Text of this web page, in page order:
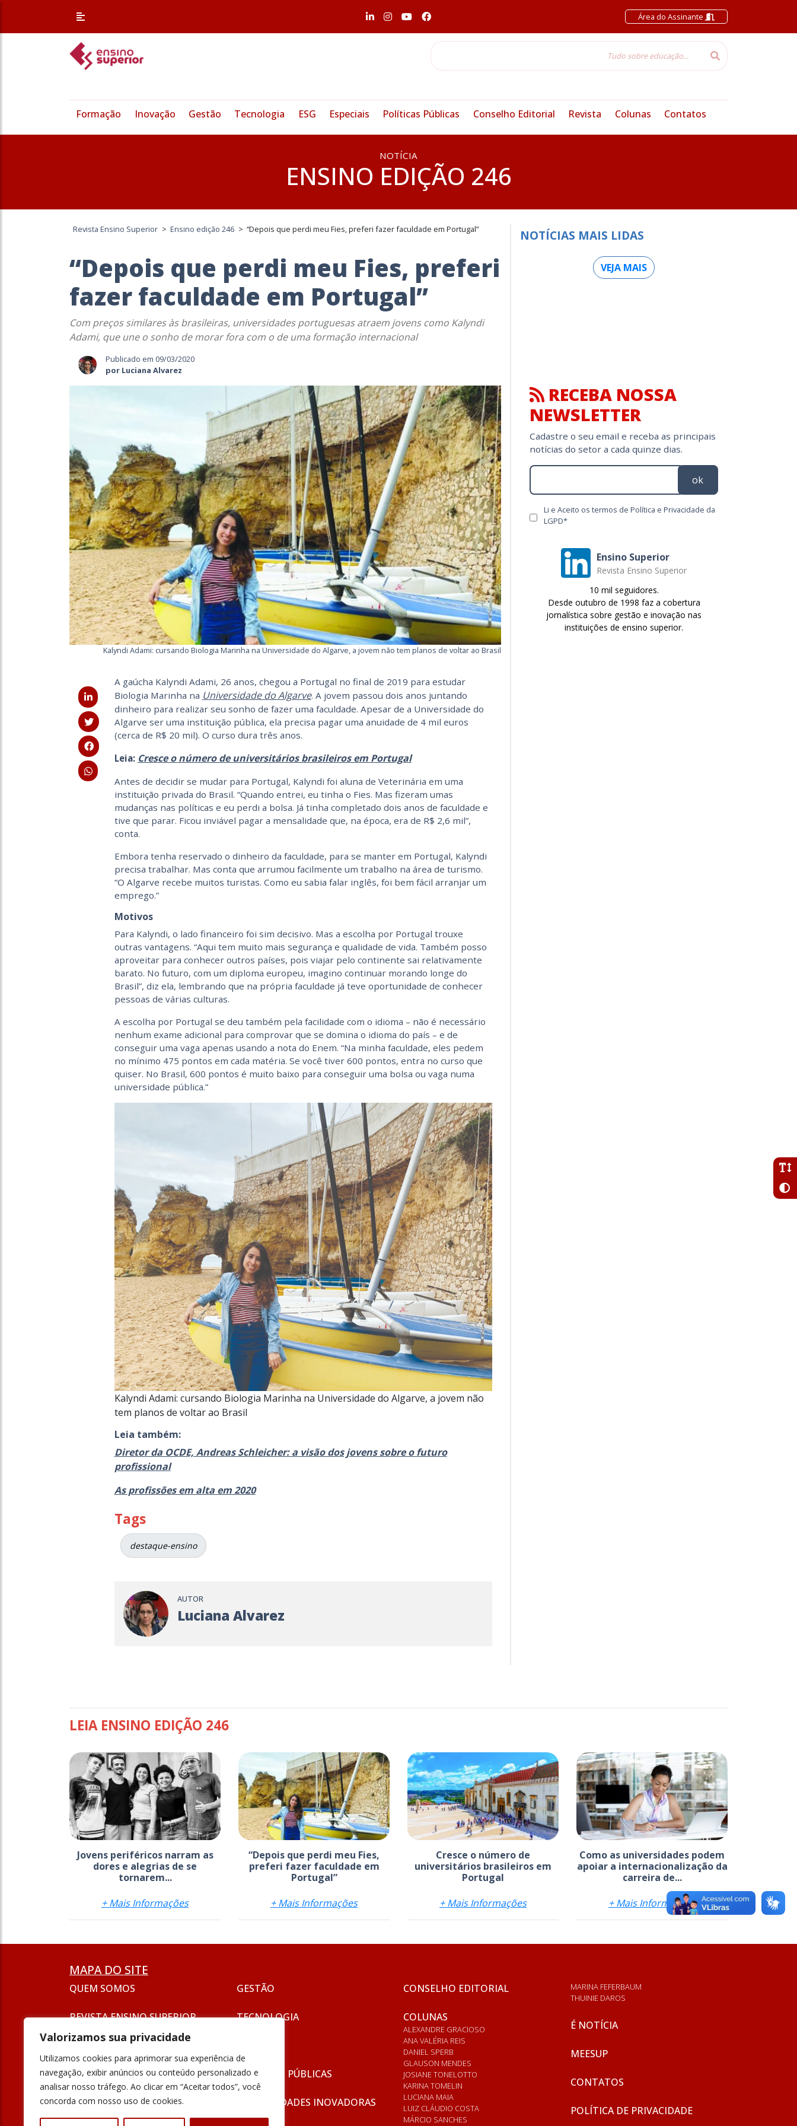
Valorizamos sua privacidade
Utilizamos cookies para aprimorar sua experiência de
navegação, exibir anúncios ou conteúdo personalizado e
analisar nosso tráfego. Ao clicar em “Aceitar todos”, você
concorda com nosso uso de cookies.
Área do Assinante
Formação Inovação Gestão Tecnologia ESG Especiais Políticas Públicas Conselho Editorial Revista Colunas Contatos
NOTÍCIA
ENSINO EDIÇÃO 246
Revista Ensino Superior > Ensino edição 246 > “Depois que perdi meu Fies, preferi fazer faculdade em Portugal”
“Depois que perdi meu Fies, preferi
fazer faculdade em Portugal”
Com preços similares às brasileiras, universidades portuguesas atraem jovens como Kalyndi
Adami, que une o sonho de morar fora com o de uma formação internacional
Publicado em 09/03/2020
por Luciana Alvarez
Kalyndi Adami: cursando Biologia Marinha na Universidade do Algarve, a jovem não tem planos de voltar ao Brasil
A gaúcha Kalyndi Adami, 26 anos, chegou a Portugal no final de 2019 para estudar
Biologia Marinha na Universidade do Algarve. A jovem passou dois anos juntando
dinheiro para realizar seu sonho de fazer uma faculdade. Apesar de a Universidade do
Algarve ser uma instituição pública, ela precisa pagar uma anuidade de 4 mil euros
(cerca de R$ 20 mil). O curso dura três anos.
Leia: Cresce o número de universitários brasileiros em Portugal
Antes de decidir se mudar para Portugal, Kalyndi foi aluna de Veterinária em uma
instituição privada do Brasil. “Quando entrei, eu tinha o Fies. Mas fizeram umas
mudanças nas políticas e eu perdi a bolsa. Já tinha completado dois anos de faculdade e
tive que parar. Ficou inviável pagar a mensalidade que, na época, era de R$ 2,6 mil”,
conta.
Embora tenha reservado o dinheiro da faculdade, para se manter em Portugal, Kalyndi
precisa trabalhar. Mas conta que arrumou facilmente um trabalho na área de turismo.
“O Algarve recebe muitos turistas. Como eu sabia falar inglês, foi bem fácil arranjar um
emprego.”
Motivos
Para Kalyndi, o lado financeiro foi sim decisivo. Mas a escolha por Portugal trouxe
outras vantagens. “Aqui tem muito mais segurança e qualidade de vida. Também posso
aproveitar para conhecer outros países, pois viajar pelo continente sai relativamente
barato. No futuro, com um diploma europeu, imagino continuar morando longe do
Brasil”, diz ela, lembrando que na própria faculdade já teve oportunidade de conhecer
pessoas de várias culturas.
A escolha por Portugal se deu também pela facilidade com o idioma – não é necessário
nenhum exame adicional para comprovar que se domina o idioma do país – e de
conseguir uma vaga apenas usando a nota do Enem. “Na minha faculdade, eles pedem
no mínimo 475 pontos em cada matéria. Se você tiver 600 pontos, entra no curso que
quiser. No Brasil, 600 pontos é muito baixo para conseguir uma bolsa ou vaga numa
universidade pública.”
Kalyndi Adami: cursando Biologia Marinha na Universidade do Algarve, a jovem não
tem planos de voltar ao Brasil
Leia também:
Diretor da OCDE, Andreas Schleicher: a visão dos jovens sobre o futuro
profissional
As profissões em alta em 2020
Tags
destaque-ensino
AUTOR
Luciana Alvarez
NOTÍCIAS MAIS LIDAS
VEJA MAIS
RECEBA NOSSA
NEWSLETTER
Cadastre o seu email e receba as principais
notícias do setor a cada quinze dias.
ok
Li e Aceito os termos de Política e Privacidade da
LGPD*
Ensino Superior
Revista Ensino Superior
10 mil seguidores.
Desde outubro de 1998 faz a cobertura
jornalística sobre gestão e inovação nas
instituições de ensino superior.
LEIA ENSINO EDIÇÃO 246
Jovens periféricos narram as
dores e alegrias de se
tornarem...
+ Mais Informações
“Depois que perdi meu Fies,
preferi fazer faculdade em
Portugal”
+ Mais Informações
Cresce o número de
universitários brasileiros em
Portugal
+ Mais Informações
Como as universidades podem
apoiar a internacionalização da
carreira de...
+ Mais Informações
MAPA DO SITE
QUEM SOMOS
REVISTA ENSINO SUPERIOR
SEJA UM ANUNCIANTE
FORMAÇÃO
INOVAÇÃO
GESTÃO
TECNOLOGIA
POLÍTICAS PÚBLICAS
UNIVERSIDADES INOVADORAS
CONSELHO EDITORIAL
COLUNAS
ALEXANDRE GRACIOSO
ANA VALÉRIA REIS
DANIEL SPERB
GLAUSON MENDES
JOSIANE TONELOTTO
KARINA TOMELIN
LUCIANA MAIA
LUIZ CLÁUDIO COSTA
MÁRCIO SANCHES
MARINA FEFERBAUM
THUINIE DAROS
É NOTÍCIA
MEESUP
CONTATOS
POLÍTICA DE PRIVACIDADE